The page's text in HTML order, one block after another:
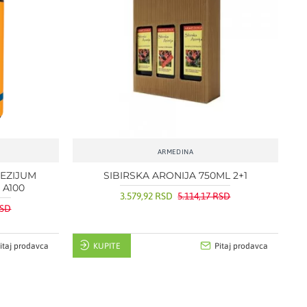
prodavca
ARMEDINA
SIBIRSKA ARONIJA 750ML 2+1
3.579,92 RSD 5.114,17 RSD
KUPITE Pitaj prodavca